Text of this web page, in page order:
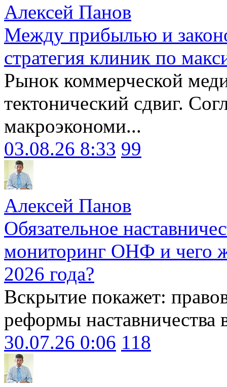
Алексей Панов
Между прибылью и
стратегия клиник по
Рынок коммерческой
тектонический сдвиг.
макроэкономи...
03.08.26 8:33 99
Алексей Панов
Обязательное
мониторинг ОНФ и чего
2026 года?
Вскрытие покажет:
реформы наставничества
30.07.26 0:06 118